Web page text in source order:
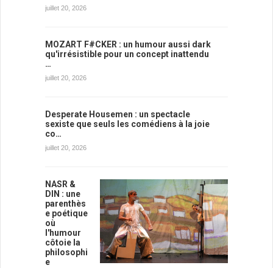
juillet 20, 2026
MOZART F#CKER : un humour aussi dark
qu'irrésistible pour un concept inattendu
…
juillet 20, 2026
Desperate Housemen : un spectacle
sexiste que seuls les comédiens à la joie
co…
juillet 20, 2026
NASR &
DIN : une
parenthès
e poétique
où
l'humour
côtoie la
philosophi
e